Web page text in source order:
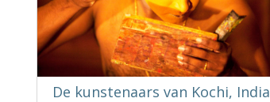
De kunstenaars van Kochi, India